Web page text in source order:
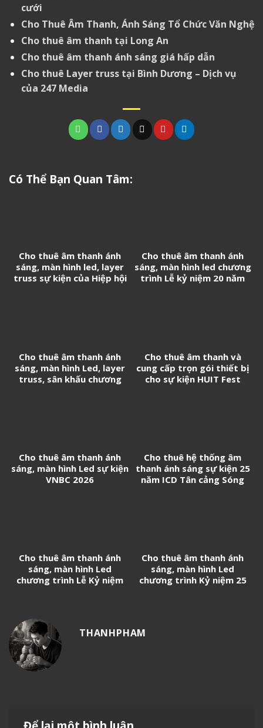
cưới
Cho Thuê Âm Thanh, Ánh Sáng Tổ Chức Văn Nghệ
Cho thuê âm thanh tại Long An
Cho thuê âm thanh ánh sáng giá hấp dẫn
Cho thuê Layer truss tại Bình Dương – Dịch vụ
của 247 Media
Có Thể Bạn Quan Tâm:
Cho thuê âm thanh ánh
sáng, màn hình led, layer
truss sự kiện của Hiệp hội
Cho thuê âm thanh ánh
sáng, màn hình led chương
trình Lễ kỷ niệm 20 năm
Cho thuê âm thanh ánh
sáng, màn hình Led, layer
truss, sân khấu chương
Cho thuê âm thanh và
cung cấp trọn gói thiết bị
cho sự kiện HUIT Fest
Cho thuê âm thanh ánh
sáng, màn hình Led sự kiện
VNBC 2026
Cho thuê hệ thống âm
thanh ánh sáng sự kiện 25
năm ICD Tân cảng Sóng
Cho thuê âm thanh ánh
sáng, màn hình Led
chương trình Lễ Kỷ niệm
Cho thuê âm thanh ánh
sáng, màn hình Led
chương trình Kỷ niệm 25
THANHPHAM